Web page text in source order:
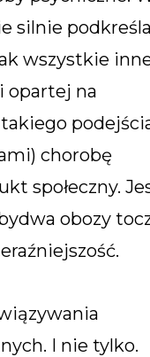
silnie podkreśla
wszystkie
opartej na
chorobę
społeczny.
obozy
I nie tylko.